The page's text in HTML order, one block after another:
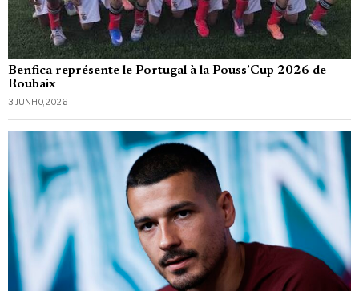
Benfica représente le Portugal à la Pouss’Cup 2026 de
Roubaix
3 JUNHO, 2026